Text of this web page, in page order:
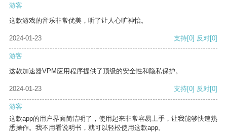
游客
这款游戏的音乐非常优美，听了让人心旷神怡。
2024-01-23 支持[0] 反对[0]
游客
这款加速器VPM应用程序提供了顶级的安全性和隐私保护。
2024-01-23 支持[0] 反对[0]
游客
这款app的用户界面简洁明了，使用起来非常容易上手，让我能够快速熟
悉操作。我不用看说明书，就可以轻松使用这款app。